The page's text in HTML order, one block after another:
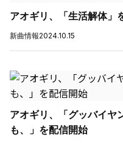
アオギリ、「生活解体」
新曲情報2024.10.15
アオギリ、「グッバイヤ
も、」を配信開始